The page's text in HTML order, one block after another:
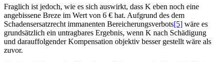
Fraglich ist jedoch, wie es sich auswirkt, dass K eben noch eine
angebissene Breze im Wert von 6 € hat. Aufgrund des dem
Schadensersatzrecht immanenten Bereicherungsverbots[5] wäre es
grundsätzlich ein untragbares Ergebnis, wenn K nach Schädigung
und darauffolgender Kompensation objektiv besser gestellt wäre als
zuvor.